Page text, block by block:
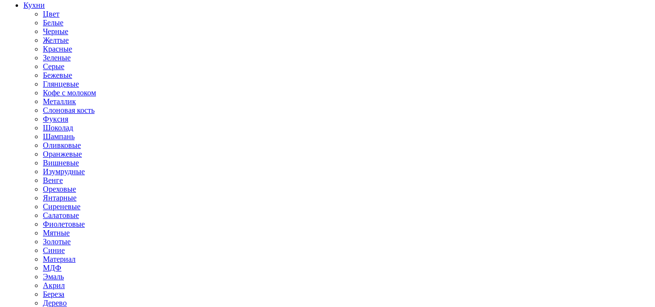
Кухни
Цвет
Белые
Черные
Желтые
Красные
Зеленые
Серые
Бежевые
Глянцевые
Кофе с молоком
Металлик
Слоновая кость
Фуксия
Шоколад
Шампань
Оливковые
Оранжевые
Вишневые
Изумрудные
Венге
Ореховые
Янтарные
Сиреневые
Салатовые
Фиолетовые
Мятные
Золотые
Синие
Материал
МДФ
Эмаль
Акрил
Береза
Дерево